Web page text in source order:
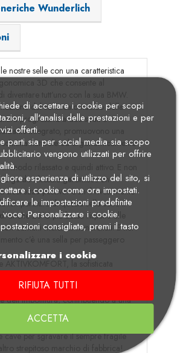
Wunderlich
nostre selle con una caratteristica
3D che consente al
diventare tutt’uno con la sua BMW.
del sofisticato nucleo della
progressiva a due strati e
integrato, promuovono una
naturale ed ergonomicamente
modo rilassato e quindi attivo. E non
guida rilassata garantisce un
sicurezza passiva. Con il rivestimento
temperatura di questa sella sotto il
anche 25°C più bassa rispetto alle
comuni materiali non trattati. E nel
c’è una sella per passeggero
una superficie più ampia impediscono la
dell’imbottitura, contribuendo a una
specifica notevolmente minore del
Comodità! Tipiche Wunderlich sono
cave per sgravare il sempre fragile
di accettare i cookie per scopi
all'analisi delle prestazioni e per
offerti.
parti sia per social media sia scopo
vengono utilizzati per offrire
esperienza di utilizzo del sito, si
i cookie come ora impostati.
le impostazioni predefinite
Personalizzare i cookie.
consigliate, premi il tasto
i cookie
RIFIUTA TUTTI
ACCETTA